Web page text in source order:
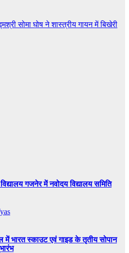
सोमा घोष ने शास्त्रीय गायन में बिखेरी
गजनेर में नवोदय विद्यालय समिति
में भारत स्काउट एवं गाइड के तृतीय सोपान